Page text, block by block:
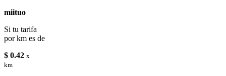
miituo
Si tu tarifa
por km es de
$ 0.42 x
km